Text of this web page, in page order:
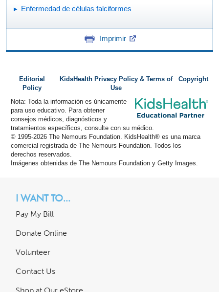
Enfermedad de células falciformes
Imprimir
Editorial
Policy
KidsHealth Privacy Policy & Terms of
Use
Copyright
Nota: Toda la información es únicamente
para uso educativo. Para obtener
consejos médicos, diagnósticos y
tratamientos específicos, consulte con su médico.
© 1995-2026 The Nemours Foundation. KidsHealth® es una marca
comercial registrada de The Nemours Foundation. Todos los
derechos reservados.
Imágenes obtenidas de The Nemours Foundation y Getty Images.
I WANT TO...
Pay My Bill
Donate Online
Volunteer
Contact Us
Shop at Our eStore